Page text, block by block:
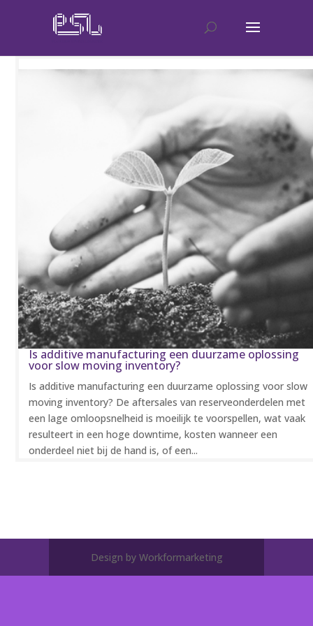
Is additive manufacturing een duurzame oplossing
voor slow moving inventory?
Is additive manufacturing een duurzame oplossing voor slow
moving inventory? De aftersales van reserveonderdelen met
een lage omloopsnelheid is moeilijk te voorspellen, wat vaak
resulteert in een hoge downtime, kosten wanneer een
onderdeel niet bij de hand is, of een...
Design by Workformarketing